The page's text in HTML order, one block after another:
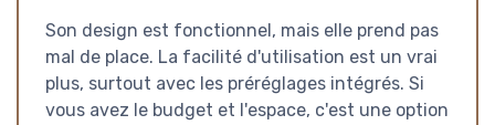
Son design est fonctionnel, mais elle prend pas
mal de place. La facilité d'utilisation est un vrai
plus, surtout avec les préréglages intégrés. Si
vous avez le budget et l'espace, c'est une option